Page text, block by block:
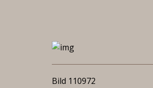
Bild 110972